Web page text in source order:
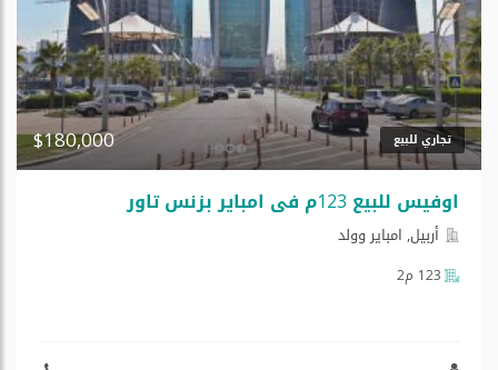
تجاري للبيع $180,000
اوفیس للبیع 123م في امبایر بزنس تاور
أربيل, امبایر وولد
123 م2